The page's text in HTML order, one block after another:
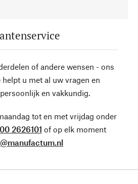
of andere wensen - ons
u met al uw vragen en
en vakkundig.
tot en met vrijdag onder
2626101 of op elk moment